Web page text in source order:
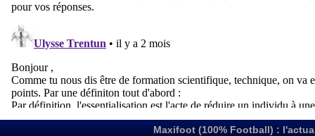
Maxifoot (100% Football) :